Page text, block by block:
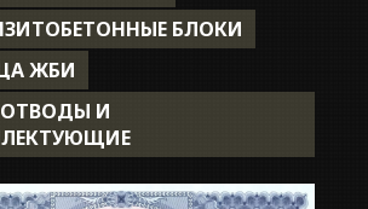
БЛОКИ
ЖБИ
И